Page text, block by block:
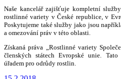
Naše kancelář zajišťuje kompletní
rostlinné variety v České republice, v
Poskytujeme také služby jako jsou
a omezování práv v této oblasti.
Získaná práva „Rostlinné variety
členských státech Evropské unie.
úřadem pro odrůdy rostlin.